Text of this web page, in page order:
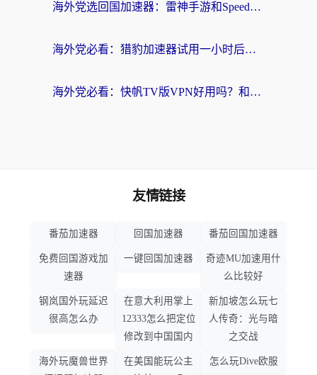
海外党选回国加速器：雷神手游和SpeedCN哪个好？附避坑指南
海外党必看：猎豹加速器试用一小时后，我终于找到无缝访问国内资源的正确姿势
海外党必看：快帆TV版VPN好用吗？和畅游VPN对比哪个回国效果更好？附实用选择指南
友情链接
番茄加速器 回国加速器 番茄回国加速器
免费回国游戏加
速器
一键回国加速器
奇迹MU加速用什
么比较好
钢岚国外玩延迟
很高怎么办
在意大利用掌上
12333怎么把定位
修改到中国国内
新加坡怎么玩七
人传奇：光与暗
之交战
海外玩魔兽世界
在美国能玩公主
怎么玩Dive欧服